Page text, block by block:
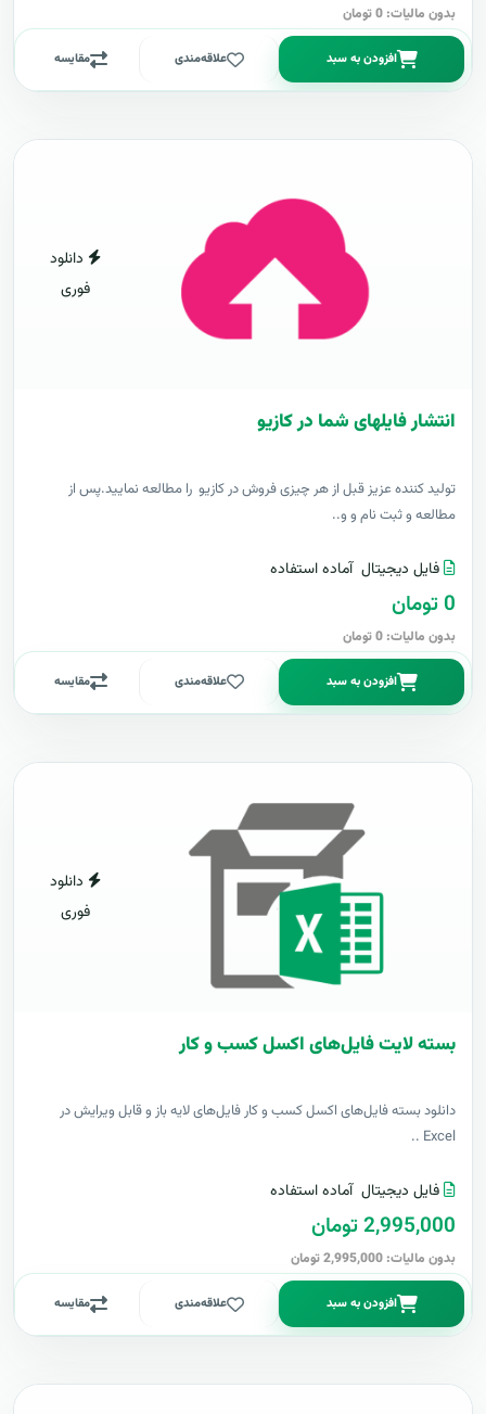
بدون مالیات: 0 تومان
افزودن به سبد علاقه‌مندی مقایسه
دانلود
فوری
انتشار فایلهای شما در کازیو
توليد کننده عزيز قبل از هر چیزی فروش در کازیو را مطالعه نمایید.پس از
مطالعه و ثبت نام و و..
فایل دیجیتال آماده استفاده
0 تومان
بدون مالیات: 0 تومان
افزودن به سبد علاقه‌مندی مقایسه
دانلود
فوری
بسته لایت فایل‌های اکسل کسب و کار
دانلود بسته فایل‌های اکسل کسب و کار فایل‌های لایه باز و قابل ویرایش در
Excel ..
فایل دیجیتال آماده استفاده
2,995,000 تومان
بدون مالیات: 2,995,000 تومان
افزودن به سبد علاقه‌مندی مقایسه